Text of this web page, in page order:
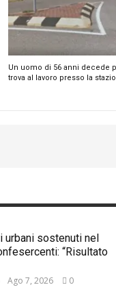
Un uomo di 56 anni decede
trova al lavoro presso la
urbani sostenuti nel
“Risultato
Ago 7, 2026 0